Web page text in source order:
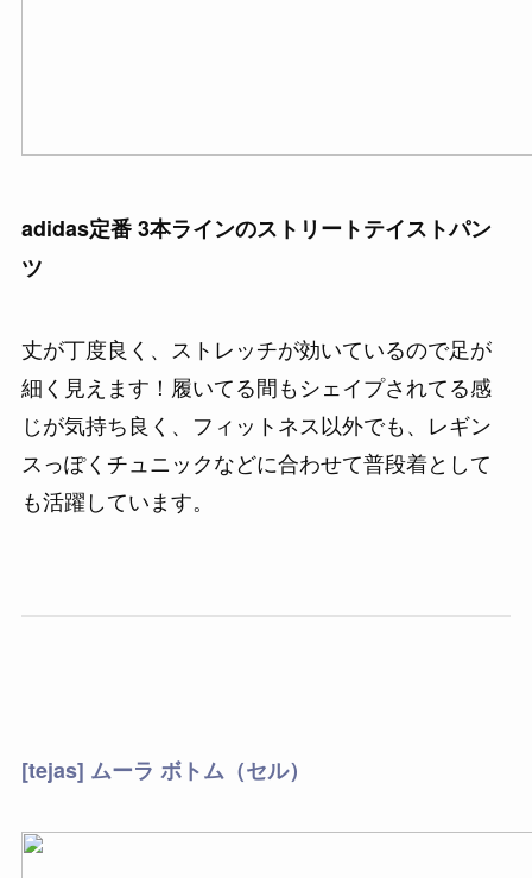
adidas定番 3本ラインのストリートテイストパン
ツ
丈が丁度良く、ストレッチが効いているので足が
細く見えます！履いてる間もシェイプされてる感
じが気持ち良く、フィットネス以外でも、レギン
スっぽくチュニックなどに合わせて普段着として
も活躍しています。
[tejas] ムーラ ボトム（セル）